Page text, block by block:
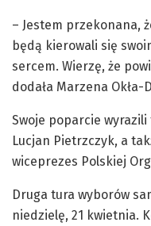
– Jestem przekonana,
będą kierowali się
sercem. Wierzę, że
dodała Marzena Okła-
Swoje poparcie wyrazili
Lucjan Pietrzczyk, a
wiceprezes Polskiej
Druga tura wyborów
niedzielę, 21 kwietnia.